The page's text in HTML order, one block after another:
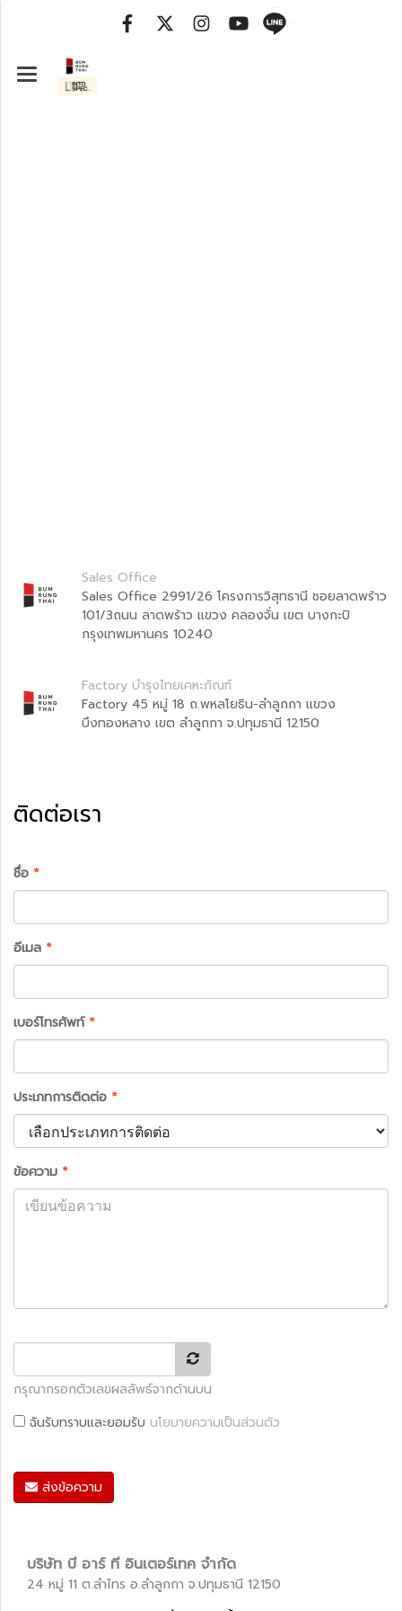
Sales Office
Sales Office 2991/26 โครงการวิสุทธานี ซอยลาดพร้าว
101/3ถนน ลาดพร้าว แขวง คลองจั่น เขต บางกะปิ
กรุงเทพมหานคร 10240
Factory บำรุงไทยเคหะภัณฑ์
Factory 45 หมู่ 18 ถ.พหลโยธิน-ลำลูกกา แขวง
บึงทองหลาง เขต ลำลูกกา จ.ปทุมธานี 12150
ติดต่อเรา
ชื่อ *
อีเมล *
เบอร์โทรศัพท์*
ประเภทการติดต่อ *
ข้อความ *
กรุณากรอกตัวเลขผลลัพธ์จากด้านบน
ฉันรับทราบและยอมรับ นโยบายความเป็นส่วนตัว
ส่งข้อความ
บริษัท บี อาร์ ที อินเตอร์เทค จำกัด
24 หมู่ 11 ต.ลำไทร อ.ลำลูกกา จ.ปทุมธานี 12150